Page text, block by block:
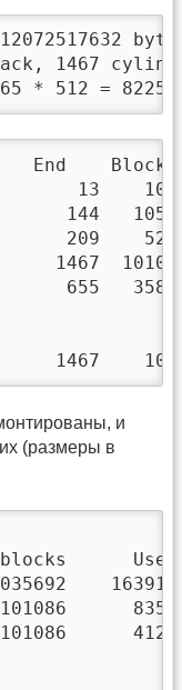
1467
* 512 =
End    Blocks
13
144
209
1467
655
1467
и
(размеры в
Used
163916
8357
4127